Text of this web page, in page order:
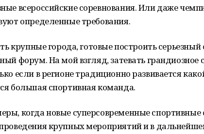
всероссийские соревнования. Или даже
определенные требования.
крупные города, готовые построить
форум. На мой взгляд, затевать грандиозное
если в регионе традиционно развивается
большая спортивная команда.
когда новые суперсовременные спортивные
крупных мероприятий и в